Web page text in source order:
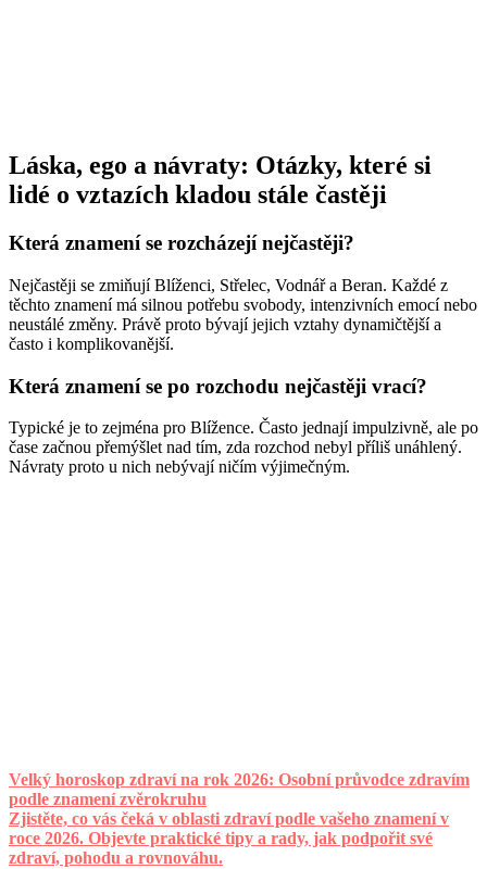
Láska, ego a návraty: Otázky, které si
lidé o vztazích kladou stále častěji
Která znamení se rozcházejí nejčastěji?
Nejčastěji se zmiňují Blíženci, Střelec, Vodnář a Beran. Každé z
těchto znamení má silnou potřebu svobody, intenzivních emocí nebo
neustálé změny. Právě proto bývají jejich vztahy dynamičtější a
často i komplikovanější.
Která znamení se po rozchodu nejčastěji vrací?
Typické je to zejména pro Blížence. Často jednají impulzivně, ale po
čase začnou přemýšlet nad tím, zda rozchod nebyl příliš unáhlený.
Návraty proto u nich nebývají ničím výjimečným.
Velký horoskop zdraví na rok 2026: Osobní průvodce zdravím
podle znamení zvěrokruhu
Zjistěte, co vás čeká v oblasti zdraví podle vašeho znamení v
roce 2026. Objevte praktické tipy a rady, jak podpořit své
zdraví, pohodu a rovnováhu.